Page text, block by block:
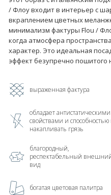
/ Флоу входит в интерьер с
вкраплением цветных
минимализм фактуры Flou /
когда атмосфера
характер. Это идеальная
эффект безупречно пошитого
выраженная фактура
обладает антистатическими
свойствами и способностью
накапливать грязь
благородный,
респектабельный
вид
богатая цветовая палитра